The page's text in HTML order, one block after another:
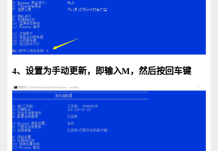
4、设置为手动更新，即输入M，然后按回车键